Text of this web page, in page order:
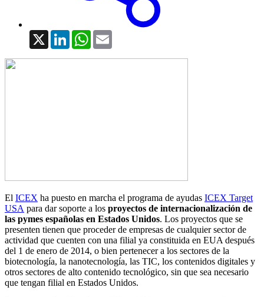
X LinkedInWhatsApp
El ICEX ha puesto en marcha el programa de ayudas ICEX Target
USA para dar soporte a los proyectos de internacionalización de
las pymes españolas en Estados Unidos. Los proyectos que se
presenten tienen que proceder de empresas de cualquier sector de
actividad que cuenten con una filial ya constituida en EUA después
del 1 de enero de 2014, o bien pertenecer a los sectores de la
biotecnología, la nanotecnología, las TIC, los contenidos digitales y
otros sectores de alto contenido tecnológico, sin que sea necesario
que tengan filial en Estados Unidos.